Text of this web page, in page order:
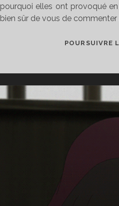
pourquoi elles ont provoqué en
bien sûr de vous de commenter
POURSUIVRE